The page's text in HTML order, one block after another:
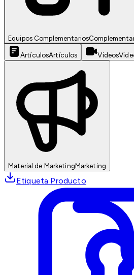
Equipos Complementarios
ArtículosArtículos Videos
Material de MarketingMarketing
Etiqueta Producto